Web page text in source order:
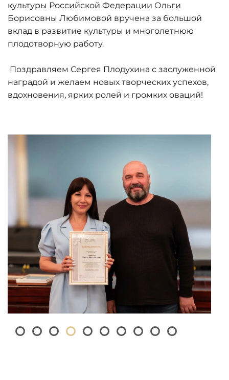
культуры Российской Федерации Ольги
Борисовны Любимовой вручена за большой
вклад в развитие культуры и многолетнюю
плодотворную работу.
Поздравляем Сергея Плодухина с заслуженной
наградой и желаем новых творческих успехов,
вдохновения, ярких ролей и громких оваций!